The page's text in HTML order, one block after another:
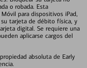
o robada. Esta
para dispositivos iPad,
su tarjeta de débito física, y
digital. Se requiere una
aplicarse cargos del
absoluta de Early